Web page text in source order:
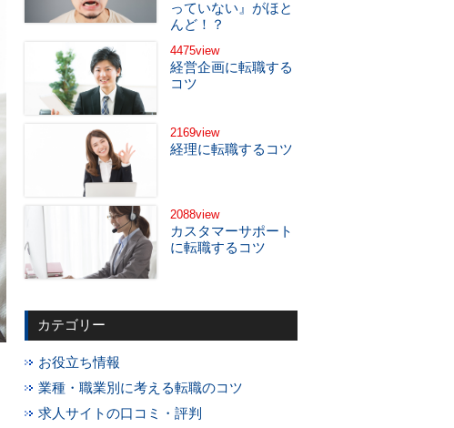
っていない』がほと
んど！？
4475view
経営企画に転職する
コツ
2169view
経理に転職するコツ
2088view
カスタマーサポート
に転職するコツ
カテゴリー
お役立ち情報
業種・職業別に考える転職のコツ
求人サイトの口コミ・評判